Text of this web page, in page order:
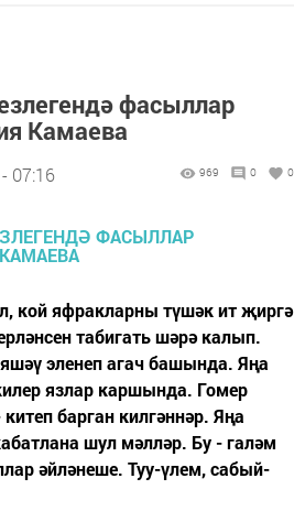
фасыллар
Камаева
07:16 969 0 0
кой яфракларны түшәк ит җиргә
табигать шәрә калып.
эленеп агач башында. Яңа
язлар каршында. Гомер
барган килгәннәр. Яңа
шул мәлләр. Бу - галәм
әйләнеше. Туу-үлем, сабый-